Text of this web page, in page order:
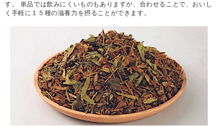
す。 単品では飲みにくいものもありますが、合わせることで、おいし
く手軽に１５種の滋養力を摂ることができます。